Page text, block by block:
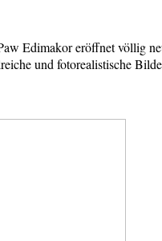
Edimakor eröffnet völlig
und fotorealistische